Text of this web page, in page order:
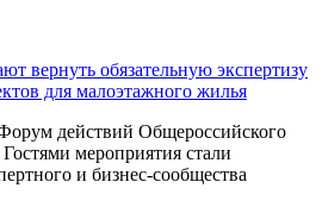
вернуть обязательную экспертизу
для малоэтажного жилья
действий Общероссийского
мероприятия стали
и бизнес-сообщества